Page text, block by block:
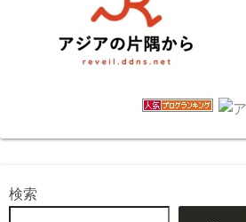
検索